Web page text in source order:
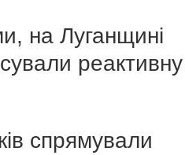
на Луганщині
реактивну
спрямували